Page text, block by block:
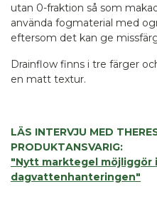
utan 0-fraktion så som
använda fogmaterial med
eftersom det kan ge
Drainflow finns i tre färger
en matt textur.
LÄS INTERVJU MED
PRODUKTANSVARIG:
"Nytt marktegel möjliggör
dagvattenhanteringen"